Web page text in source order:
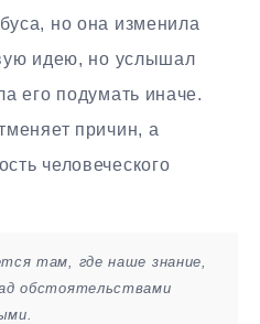
но она изменила
идею, но услышал
его подумать иначе.
причин, а
человеческого
там, где наше знание,
обстоятельствами